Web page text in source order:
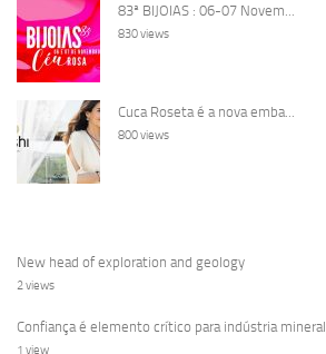
83ª BIJOIAS : 06-07 Novem...
830 views
Cuca Roseta é a nova emba...
800 views
New head of exploration and geology
2 views
Confiança é elemento crítico para indústria mineral
1 view